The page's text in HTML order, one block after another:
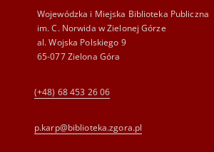
Wojewódzka i Miejska Biblioteka Publiczna
im. C. Norwida w Zielonej Górze
al. Wojska Polskiego 9
65-077 Zielona Góra
(+48) 68 453 26 06
p.karp@biblioteka.zgora.pl